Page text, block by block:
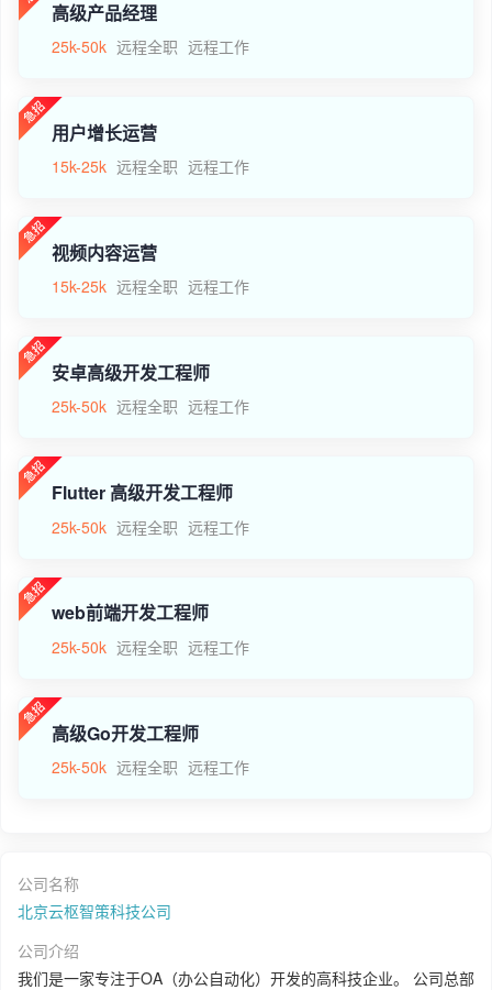
高级产品经理
25k-50k 远程全职 远程工作
用户增长运营
15k-25k 远程全职 远程工作
视频内容运营
15k-25k 远程全职 远程工作
安卓高级开发工程师
25k-50k 远程全职 远程工作
Flutter 高级开发工程师
25k-50k 远程全职 远程工作
web前端开发工程师
25k-50k 远程全职 远程工作
高级Go开发工程师
25k-50k 远程全职 远程工作
公司名称
北京云枢智策科技公司
公司介绍
我们是一家专注于OA（办公自动化）开发的高科技企业。 公司总部